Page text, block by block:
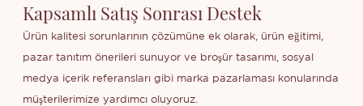
Kapsamlı Satış Sonrası Destek
Ürün kalitesi sorunlarının çözümüne ek olarak, ürün eğitimi,
pazar tanıtım önerileri sunuyor ve broşür tasarımı, sosyal
medya içerik referansları gibi marka pazarlaması konularında
müşterilerimize yardımcı oluyoruz.